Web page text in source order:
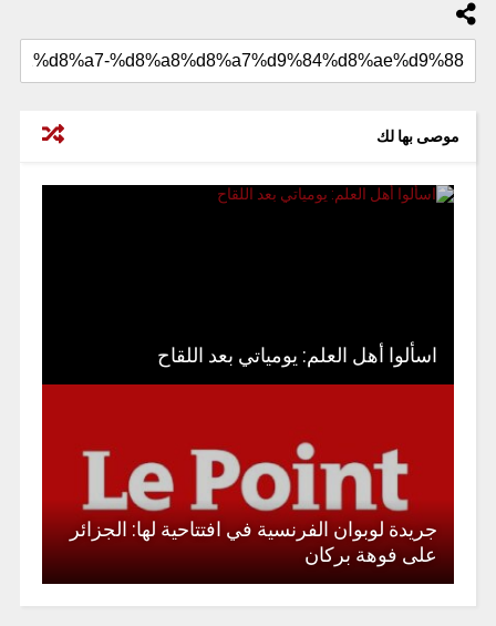
موصى بها لك
اسألوا أهل العلم: يومياتي بعد اللقاح
جريدة لوبوان الفرنسية في افتتاحية لها: الجزائر
على فوهة بركان